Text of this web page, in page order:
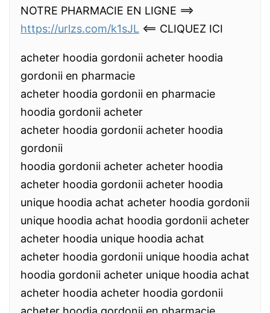
NOTRE PHARMACIE EN LIGNE ==>
https://urlzs.com/k1sJL <== CLIQUEZ ICI
acheter hoodia gordonii acheter hoodia
gordonii en pharmacie
acheter hoodia gordonii en pharmacie
hoodia gordonii acheter
acheter hoodia gordonii acheter hoodia
gordonii
hoodia gordonii acheter acheter hoodia
acheter hoodia gordonii acheter hoodia
unique hoodia achat acheter hoodia gordonii
unique hoodia achat hoodia gordonii acheter
acheter hoodia unique hoodia achat
acheter hoodia gordonii unique hoodia achat
hoodia gordonii acheter unique hoodia achat
acheter hoodia acheter hoodia gordonii